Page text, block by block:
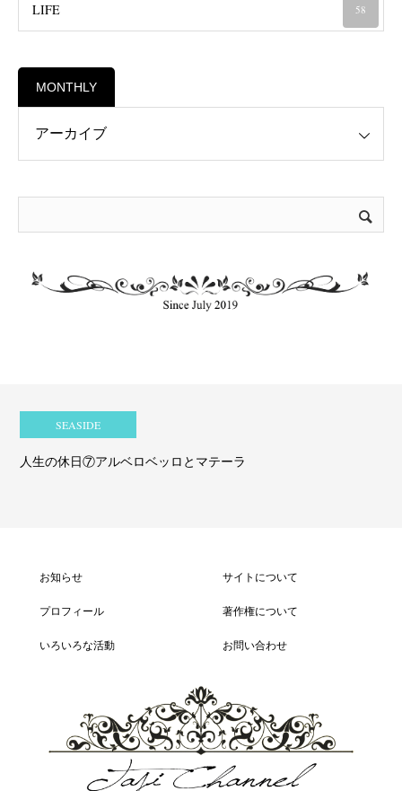
LIFE 58
MONTHLY
SEASIDE
人生の休日⑦アルベロベッロとマテーラ
お知らせ
プロフィール
いろいろな活動
サイトについて
著作権について
お問い合わせ